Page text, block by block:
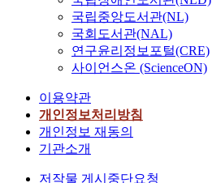
국립중앙도서관(NL)
국회도서관(NAL)
연구윤리정보포털(CRE)
사이언스온 (ScienceON)
이용약관
개인정보처리방침
개인정보 재동의
기관소개
저작물 게시중단요청